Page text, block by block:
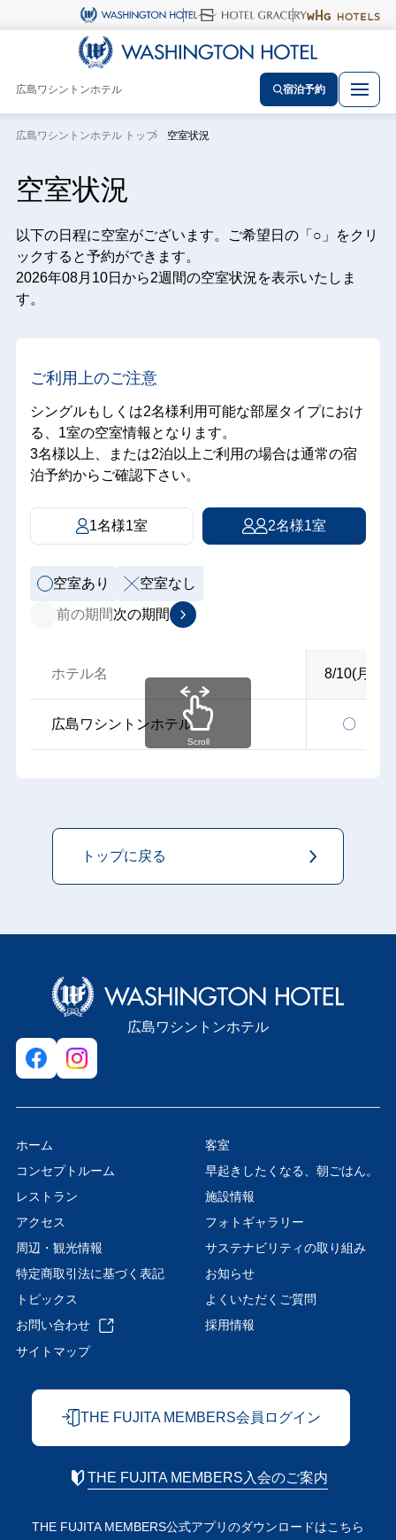
広島ワシントンホテル 宿泊予約
広島ワシントンホテル トップ 空室状況
空室状況
以下の日程に空室がございます。ご希望日の「○」をクリ
ックすると予約ができます。
2026年08月10日から2週間の空室状況を表示いたしま
す。
ご利用上のご注意
シングルもしくは2名様利用可能な部屋タイプにおけ
る、1室の空室情報となります。
3名様以上、または2泊以上ご利用の場合は通常の宿
泊予約からご確認下さい。
1名様1室 2名様1室
空室あり 空室なし
前の期間次の期間
ホテル名 8/10(月)
広島ワシントンホテル 〇
Scroll
トップに戻る
広島ワシントンホテル
ホーム
客室
コンセプトルーム
早起きしたくなる、朝ごはん。
レストラン
施設情報
アクセス
フォトギャラリー
周辺・観光情報
サステナビリティの取り組み
特定商取引法に基づく表記
お知らせ
トピックス
よくいただくご質問
お問い合わせ
採用情報
サイトマップ
THE FUJITA MEMBERS会員ログイン
THE FUJITA MEMBERS入会のご案内
THE FUJITA MEMBERS公式アプリのダウンロードはこちら